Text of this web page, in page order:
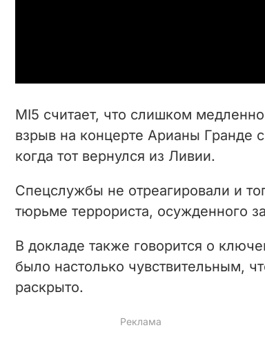
i
e
o
MI5 считает, что слишком
взрыв на концерте Арианы Гранде
когда тот вернулся из Ливии.
Спецслужбы не отреагировали и
тюрьме террориста, осужденного
В докладе также говорится о
было настолько чувствительным,
раскрыто.